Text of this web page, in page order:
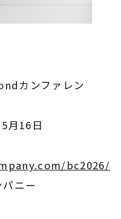
カンファレン
月16日
bc2026/
ニー